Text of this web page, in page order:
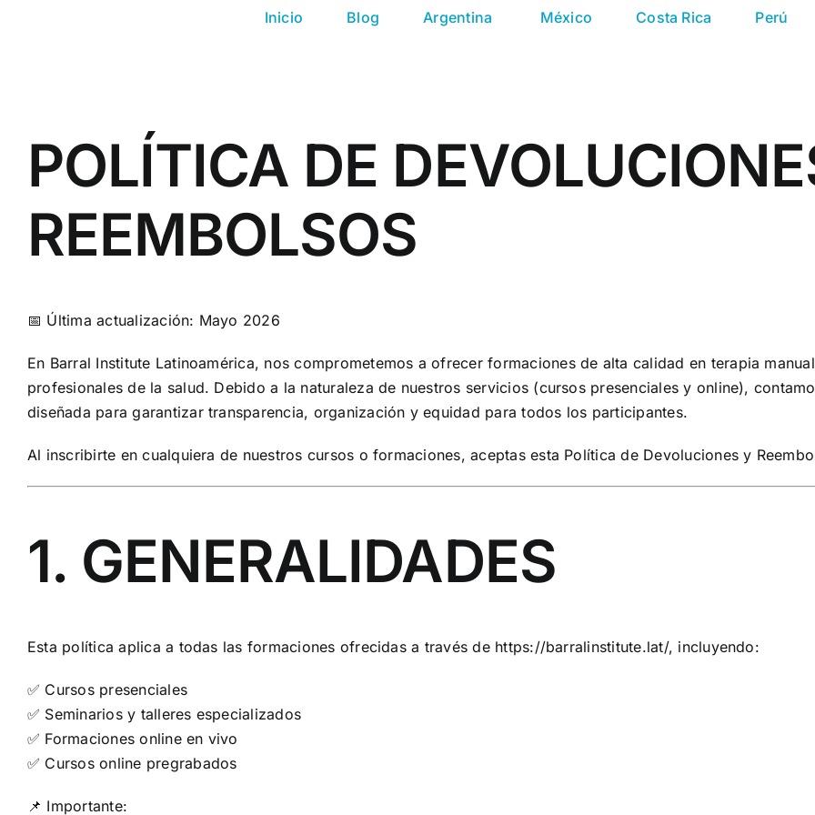
Inicio Blog Argentina México Costa Rica Perú
POLÍTICA DE
REEMBOLSOS
📅 Última actualización: Mayo 2026
En Barral Institute Latinoamérica, nos comprometemos a ofrecer formaciones de alta calidad en terapia
profesionales de la salud. Debido a la naturaleza de nuestros servicios (cursos presenciales y online),
diseñada para garantizar transparencia, organización y equidad para todos los participantes.
Al inscribirte en cualquiera de nuestros cursos o formaciones, aceptas esta Política de Devoluciones y
1. GENERALIDADES
Esta política aplica a todas las formaciones ofrecidas a través de https://barralinstitute.lat/, incluyendo:
✅ Cursos presenciales
✅ Seminarios y talleres especializados
✅ Formaciones online en vivo
✅ Cursos online pregrabados
📌 Importante: